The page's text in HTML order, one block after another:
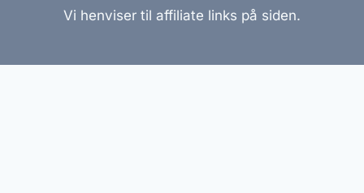
Vi henviser til affiliate links på siden.